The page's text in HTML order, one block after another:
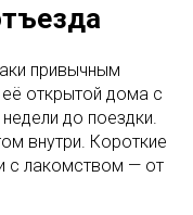
привычным
открытой дома с
до поездки.
внутри. Короткие
с лакомством — от